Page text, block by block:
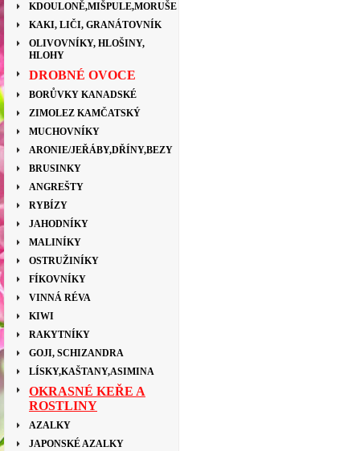
KDOULONĚ,MIŠPULE,MORUŠE
KAKI, LIČI, GRANÁTOVNÍK
OLIVOVNÍKY, HLOŠINY,
HLOHY
DROBNÉ OVOCE
BORŮVKY KANADSKÉ
ZIMOLEZ KAMČATSKÝ
MUCHOVNÍKY
ARONIE/JEŘÁBY,DŘÍNY,BEZY
BRUSINKY
ANGREŠTY
RYBÍZY
JAHODNÍKY
MALINÍKY
OSTRUŽINÍKY
FÍKOVNÍKY
VINNÁ RÉVA
KIWI
RAKYTNÍKY
GOJI, SCHIZANDRA
LÍSKY,KAŠTANY,ASIMINA
OKRASNÉ KEŘE A
ROSTLINY
AZALKY
JAPONSKÉ AZALKY